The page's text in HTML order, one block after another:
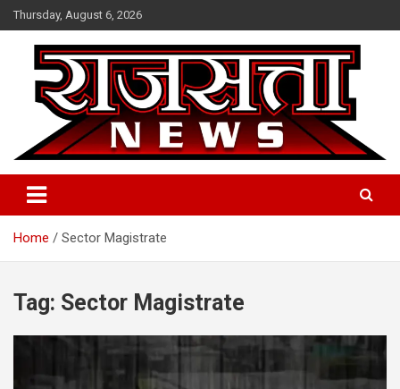
Skip
to
content
Thursday, August 6, 2026
Raj Satta News
Home Sector Magistrate
Tag: Sector Magistrate